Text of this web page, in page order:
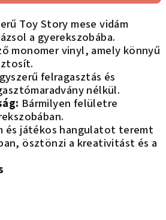
Toy Story mese vidám
a gyerekszobába.
monomer vinyl, amely könnyű
felragasztás és
nélkül.
Bármilyen felületre
és játékos hangulatot teremt
ösztönzi a kreativitást és a